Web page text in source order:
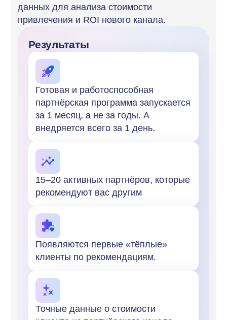
Получите видео-демонстрацию
сервиса и подарки:
Демонстрацию возможностей сервиса
Персонального менеджера, который
настроит партнерскую программу
для вашего бизнеса
Консультацию с маркетологом
по стратегии продвижения вашей
партнерской/реферальной программы
+7
политикой конфиденциальности
обработки и защиты персональных данных
получение новостной и рекламной рассылки
Попробовать бесплатно